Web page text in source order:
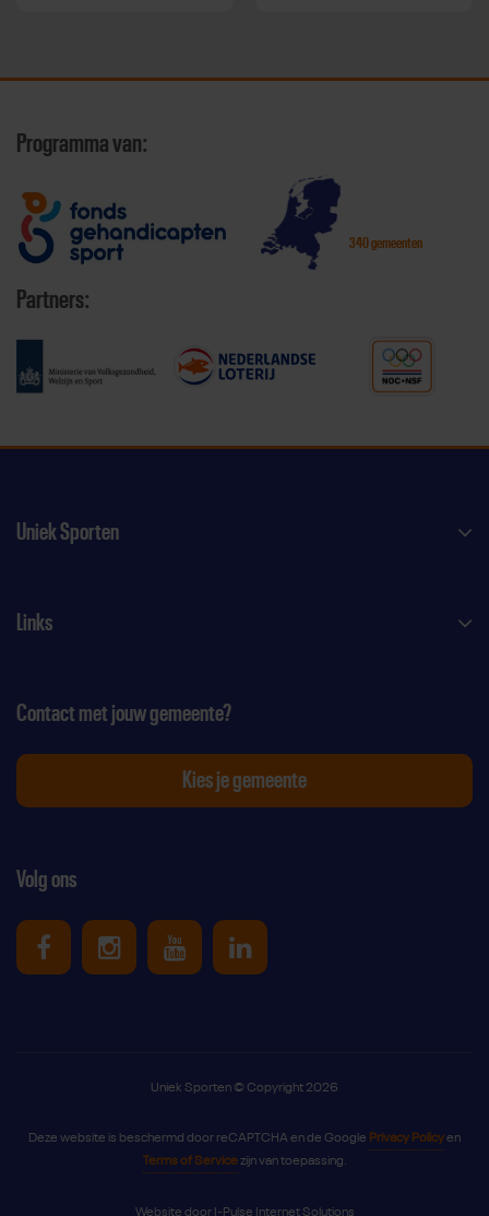
Programma van:
340 gemeenten
Partners:
Uniek Sporten
Links
Volg ons
Uniek Sporten op Facebook
Uniek Sporten op Instagram
Uniek Sporten op Youtube
Uniek Sporten op
Contact met jouw gemeente?
Kies je gemeente
Uniek Sporten © Copyright 2026
Deze website is beschermd door reCAPTCHA en de Google Privacy Policyen
Terms of Servicezijn van toepassing.
Website door I-Pulse Internet Solutions